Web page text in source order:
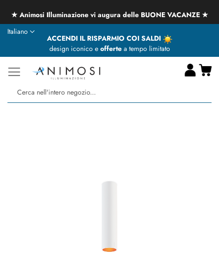
★ Animosi Illuminazione vi augura delle BUONE VACANZE ★
ACCENDI IL RISPARMIO COI SALDI
design iconico e offertea tempo limitato
Lingua
Italiano